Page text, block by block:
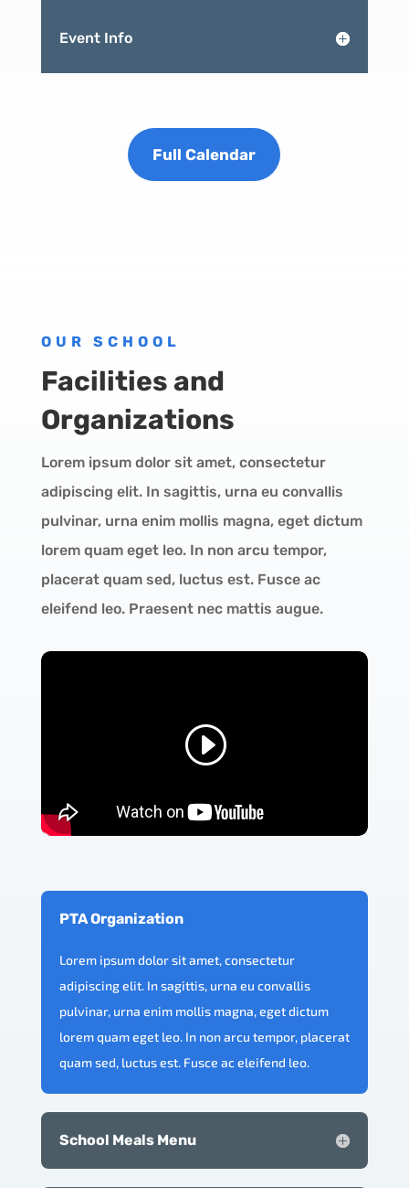
Event Info
Full Calendar
OUR SCHOOL
Facilities and
Organizations
Lorem ipsum dolor sit amet, consectetur
adipiscing elit. In sagittis, urna eu convallis
pulvinar, urna enim mollis magna, eget dictum
lorem quam eget leo. In non arcu tempor,
placerat quam sed, luctus est. Fusce ac
eleifend leo. Praesent nec mattis augue.
PTA Organization
Lorem ipsum dolor sit amet, consectetur
adipiscing elit. In sagittis, urna eu convallis
pulvinar, urna enim mollis magna, eget dictum
lorem quam eget leo. In non arcu tempor, placerat
quam sed, luctus est. Fusce ac eleifend leo.
School Meals Menu